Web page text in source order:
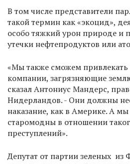
В том числе представители
такой термин как «экоцид»,
особо тяжкий урон природе и
утечки нефтепродуктов или
«Мы также сможем привлекать
компании, загрязняющие
сказал Антониус Мандерс,
Нидерландов. - Они должны
наказание, как в Америке. А
старомодны в отношении
преступлений».
Депутат от партии зеленых из